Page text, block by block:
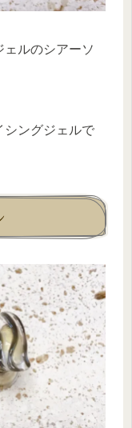
ェルのシアーソ
シングジェルで